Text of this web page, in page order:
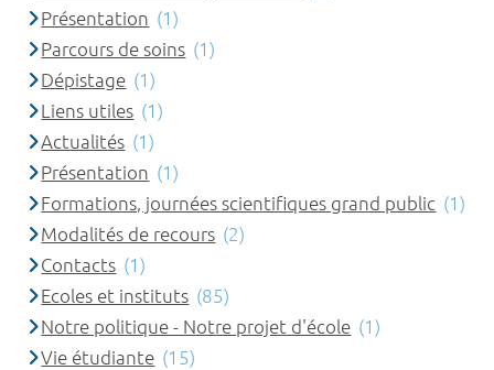
Présentation (1)
Parcours de soins (1)
Dépistage (1)
Liens utiles (1)
Actualités (1)
Présentation (1)
Formations, journées scientifiques grand public (1)
Modalités de recours (2)
Contacts (1)
Ecoles et instituts (85)
Notre politique - Notre projet d'école (1)
Vie étudiante (15)